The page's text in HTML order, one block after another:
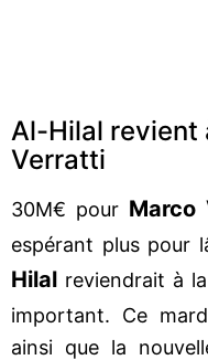
Al-Hilal revient
Verratti
30M€ pour Marco
espérant plus pour
Hilal reviendrait à
important. Ce
ainsi que la